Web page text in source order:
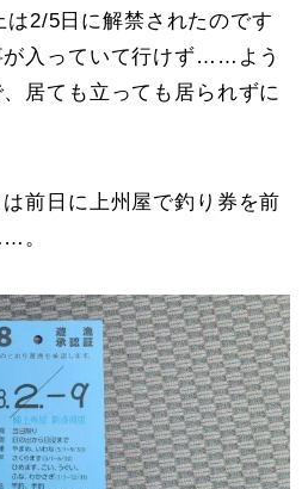
2/5日に解禁されたのです
が入っていて行けず……よう
居ても立っても居られずに
前日に上州屋で釣り券を前
。